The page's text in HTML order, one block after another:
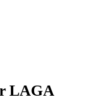
LAGA